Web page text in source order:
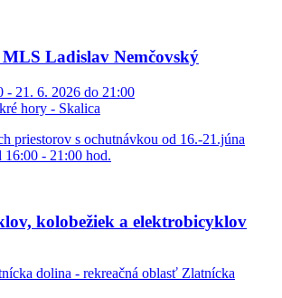
Ladislav Nemčovský
- 21. 6. 2026 do 21:00
hory - Skalica
priestorov s ochutnávkou od 16.-21.júna
16:00 - 21:00 hod.
kolobežiek a elektrobicyklov
dolina - rekreačná oblasť Zlatnícka